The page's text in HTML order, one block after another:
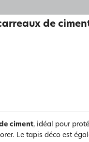
de
ciment, idéal pour
Le tapis déco est